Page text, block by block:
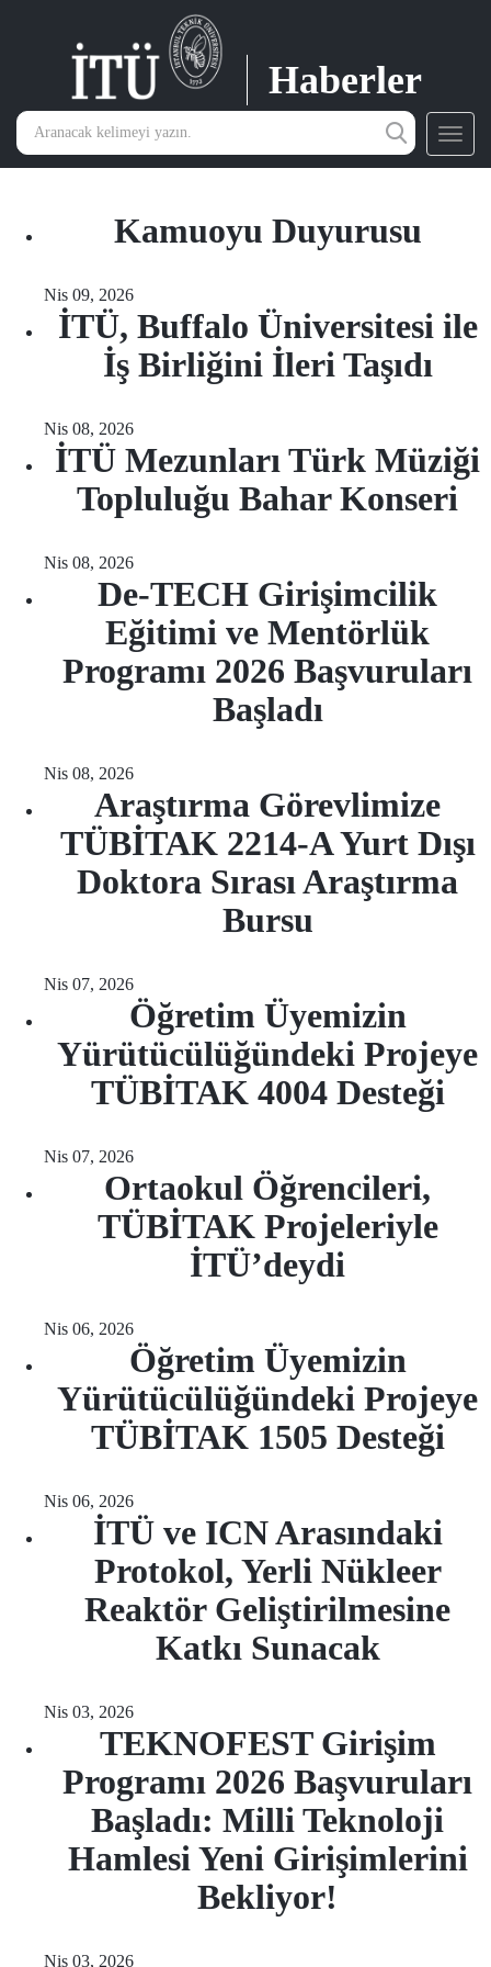
Haberler
Kamuoyu Duyurusu
Nis 09, 2026
İTÜ, Buffalo Üniversitesi ile
İş Birliğini İleri Taşıdı
Nis 08, 2026
İTÜ Mezunları Türk Müziği
Topluluğu Bahar Konseri
Nis 08, 2026
De-TECH Girişimcilik
Eğitimi ve Mentörlük
Programı 2026 Başvuruları
Başladı
Nis 08, 2026
Araştırma Görevlimize
TÜBİTAK 2214-A Yurt Dışı
Doktora Sırası Araştırma
Bursu
Nis 07, 2026
Öğretim Üyemizin
Yürütücülüğündeki Projeye
TÜBİTAK 4004 Desteği
Nis 07, 2026
Ortaokul Öğrencileri,
TÜBİTAK Projeleriyle
İTÜ’deydi
Nis 06, 2026
Öğretim Üyemizin
Yürütücülüğündeki Projeye
TÜBİTAK 1505 Desteği
Nis 06, 2026
İTÜ ve ICN Arasındaki
Protokol, Yerli Nükleer
Reaktör Geliştirilmesine
Katkı Sunacak
Nis 03, 2026
TEKNOFEST Girişim
Programı 2026 Başvuruları
Başladı: Milli Teknoloji
Hamlesi Yeni Girişimlerini
Bekliyor!
Nis 03, 2026